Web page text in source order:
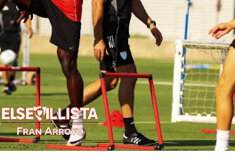
juega Fran González
protagonizan las ofertas más
detalles en Canarias para
Province Cup